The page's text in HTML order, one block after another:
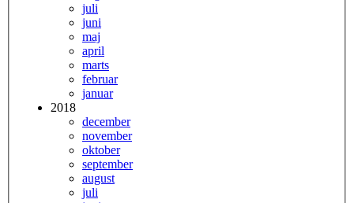
juli
juni
maj
april
marts
februar
januar
2018
december
november
oktober
september
august
juli